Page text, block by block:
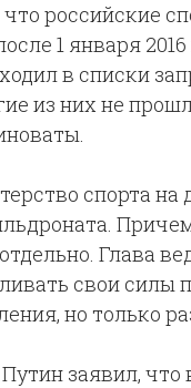
российские
1 января 2016
в списки
из них не
спорта
Глава
свои силы
но только
заявил,